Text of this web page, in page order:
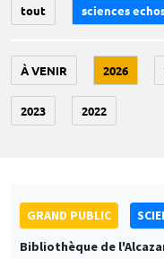
tout sciences
À VENIR 2026
2023 2022
GRAND PUBLIC
Bibliothèque de